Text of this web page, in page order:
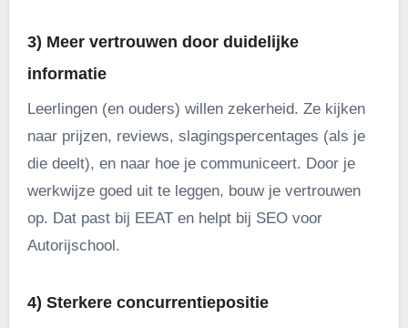
3) Meer vertrouwen door duidelijke
informatie
Leerlingen (en ouders) willen zekerheid. Ze kijken
naar prijzen, reviews, slagingspercentages (als je
die deelt), en naar hoe je communiceert. Door je
werkwijze goed uit te leggen, bouw je vertrouwen
op. Dat past bij EEAT en helpt bij SEO voor
Autorijschool.
4) Sterkere concurrentiepositie